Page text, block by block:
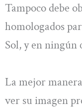
Tampoco debe
homologados
Sol, y en ningún
La mejor
ver su imagen